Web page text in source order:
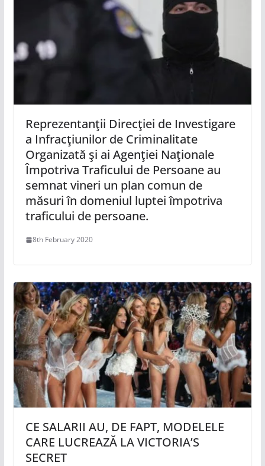
Reprezentanţii Direcţiei de Investigare
a Infracţiunilor de Criminalitate
Organizată şi ai Agenţiei Naţionale
Împotriva Traficului de Persoane au
semnat vineri un plan comun de
măsuri în domeniul luptei împotriva
traficului de persoane.
8th February 2020
CE SALARII AU, DE FAPT, MODELELE
CARE LUCREAZĂ LA VICTORIA’S
SECRET